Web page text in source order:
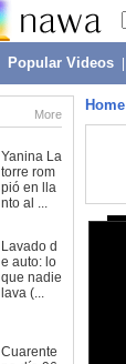
Popular Videos
More
Yanina La
torre rom
pió en lla
nto al ...
Lavado d
e auto: lo
que nadie
lava (...
Cuarente
Home